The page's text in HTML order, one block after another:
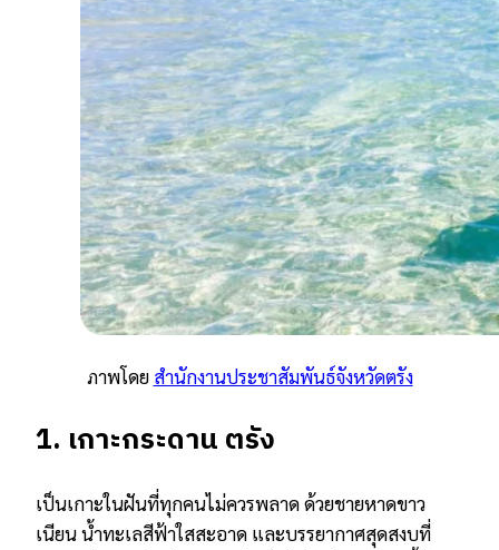
ภาพโดย สำนักงานประชาสัมพันธ์จังหวัดตรัง
1. เกาะกระดาน ตรัง
เป็นเกาะในฝันที่ทุกคนไม่ควรพลาด ด้วยชายหาดขาว
เนียน น้ำทะเลสีฟ้าใสสะอาด และบรรยากาศสุดสงบที่